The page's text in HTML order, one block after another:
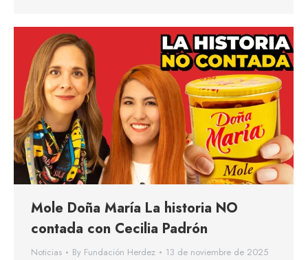
Mole Doña María La historia NO
contada con Cecilia Padrón
Noticias By Fundación Herdez 13 de noviembre de 2025